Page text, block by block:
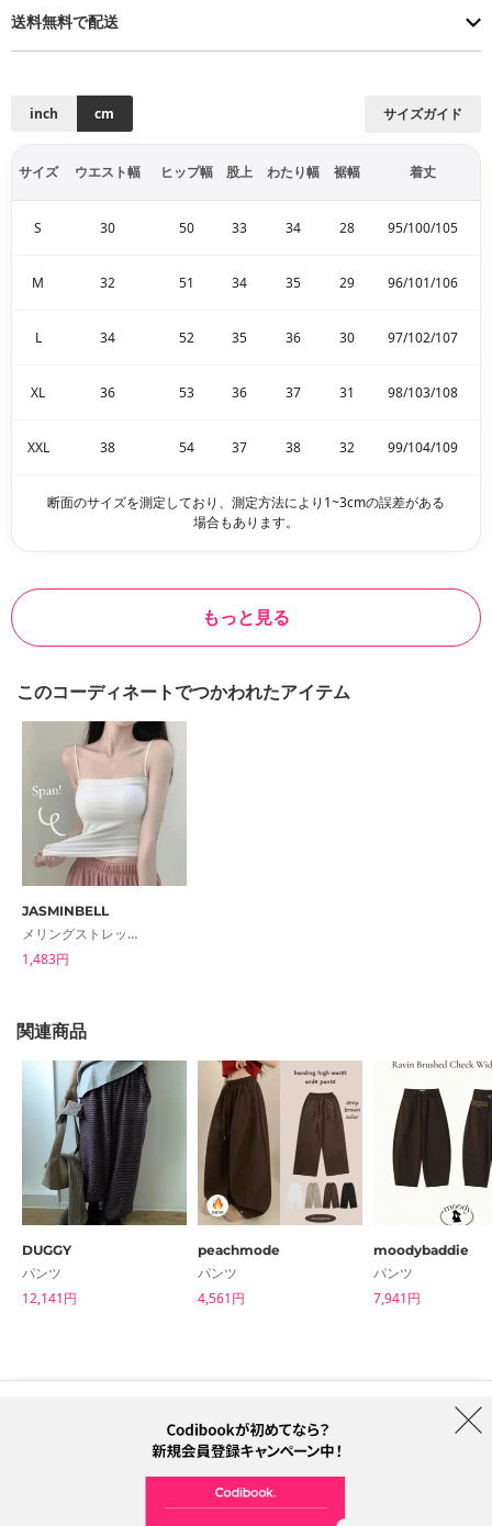
もっと見る
送料無料で配送
サイズガイド
inch cm
サイズ ウエスト幅 ヒップ幅 股上 わたり幅 裾幅 着丈
S 30 50 33 34 28 95/100/105
M 32 51 34 35 29 96/101/106
L 34 52 35 36 30 97/102/107
XL 36 53 36 37 31 98/103/108
XXL 38 54 37 38 32 99/104/109
断面のサイズを測定しており、測定方法により1~3cmの誤差がある
場合もあります。
このコーディネートでつかわれたアイテム
JASMINBELL
メリングストレッチスクエアネックキャップ内蔵スリーブレス
1,483円
関連商品
DUGGY
パンツ
12,141円
peachmode
パンツ
4,561円
moodybaddie
パンツ
7,941円
配送について
電話番号：05068838012 (月-金 1PM ~ 5PM)